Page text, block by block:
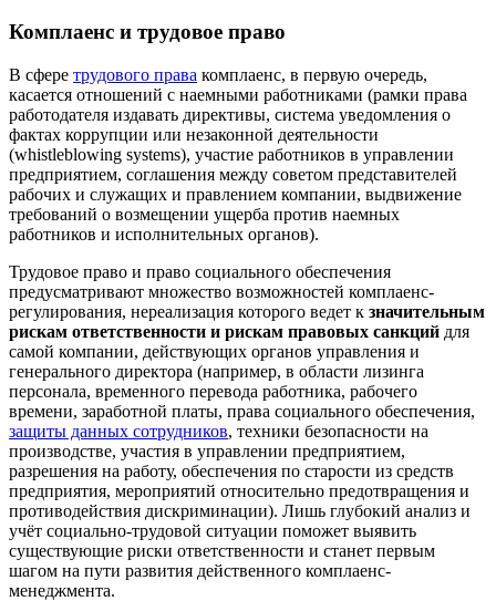
Комплаенс и трудовое право
В сфере трудового права комплаенс, в первую очередь,
касается отношений с наемными работниками (рамки права
работодателя издавать директивы, система уведомления о
фактах коррупции или незаконной деятельности
(whistleblowing systems), участие работников в управлении
предприятием, соглашения между советом представителей
рабочих и служащих и правлением компании, выдвижение
требований о возмещении ущерба против наемных
работников и исполнительных органов).
Трудовое право и право социального обеспечения
предусматривают множество возможностей комплаенс-
регулирования, нереализация которого ведет к значительным
рискам ответственности и рискам правовых санкций для
самой компании, действующих органов управления и
генерального директора (например, в области лизинга
персонала, временного перевода работника, рабочего
времени, заработной платы, права социального обеспечения,
защиты данных сотрудников, техники безопасности на
производстве, участия в управлении предприятием,
разрешения на работу, обеспечения по старости из средств
предприятия, мероприятий относительно предотвращения и
противодействия дискриминации). Лишь глубокий анализ и
учёт социально-трудовой ситуации поможет выявить
существующие риски ответственности и станет первым
шагом на пути развития действенного комплаенс-
менеджмента.